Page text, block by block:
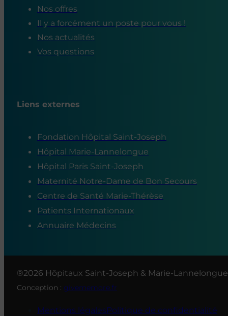
Nos offres
Il y a forcément un poste pour vous !
Nos actualités
Vos questions
Liens externes
Fondation Hôpital Saint-Joseph
Hôpital Marie-Lannelongue
Hôpital Paris Saint-Joseph
Maternité Notre-Dame de Bon Secours
Centre de Santé Marie-Thérèse
Patients Internationaux
Annuaire Médecins
®2026 Hôpitaux Saint-Joseph & Marie-Lannelongue
Conception : givememore.fr
Mentions légalesPolitique de confidentialité